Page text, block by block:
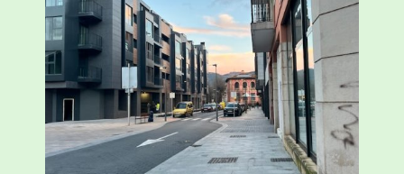
Udal etxebizitza tasatuei buruzko lehen
ordenantza izango du Durangok